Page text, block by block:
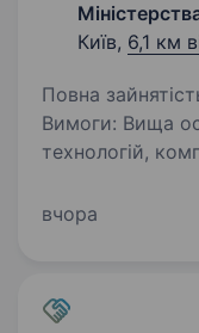
Київ, 6,1 км
Повна
Вимоги: Вища освіта в галузі інформаційних
технологій,
посаді від 2 років. Знання операційних
вчора